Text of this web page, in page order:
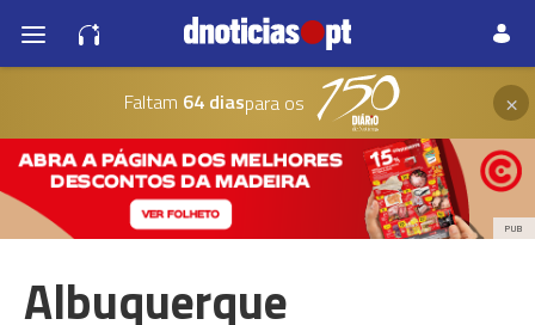
Faltam 64 diaspara os ×
PUB
Albuquerque